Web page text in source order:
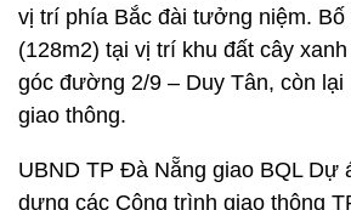
vị trí phía Bắc đài tưởng niệm. Bố
(128m2) tại vị trí khu đất cây
góc đường 2/9 – Duy Tân, còn lại
giao thông.
UBND TP Đà Nẵng giao BQL Dự
dựng các Công trình giao thông